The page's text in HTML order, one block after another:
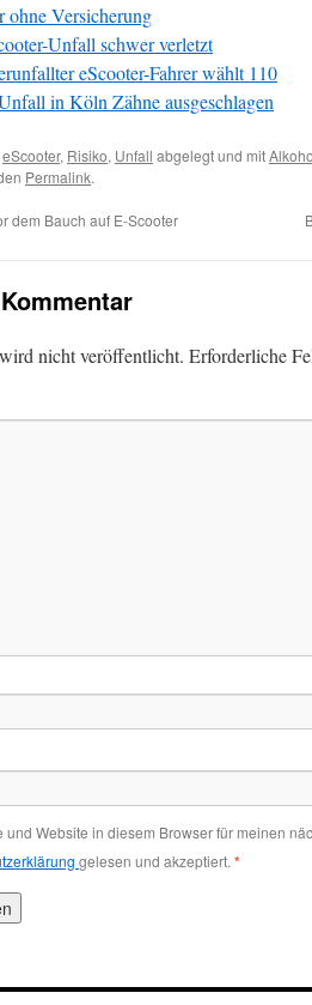
ohne Versicherung
Unfall schwer verletzt
eScooter-Fahrer wählt 110
in Köln Zähne ausgeschlagen
eScooter, Risiko, Unfall abgelegt und mit
Permalink.
dem Bauch auf E-Scooter
nicht veröffentlicht. Erforderliche
und Website in diesem Browser für meinen
gelesen und akzeptiert. *